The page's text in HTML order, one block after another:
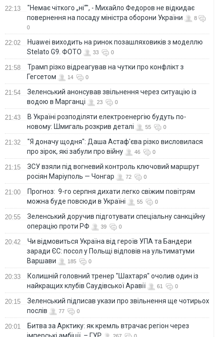
22:13
"Немає чіткого „ні“", - Михайло Федоров не відкидає
повернення на посаду міністра оборони України
8
0
22:02
Huawei виходить на ринок позашляховиків з моделлю
Stelato G9. ФОТО
33 0
21:58
Трамп різко відреагував на чутки про конфлікт з
Гегсетом
14 0
21:54
Зеленський анонсував звільнення через ситуацію із
водою в Марганці
23 0
21:43
В Україні розподіляти електроенергію будуть по-
новому: Шмигаль розкрив деталі
55 0
21:32
"Я доначу щодня": Даша Астаф'єва різко висловилася
про зірок, які забули про війну
46 0
21:15
ЗСУ взяли під вогневий контроль ключовий маршрут
росіян Маріуполь — Чонгар
72 0
21:00
Прогноз: 9-го серпня дихати легко свіжим повітрям
можна буде повсюди в Україні
55 0
20:55
Зеленський доручив підготувати спеціальну санкційну
операцію проти РФ
39 0
20:42
Чи відмовиться Україна від героїв УПА та Бандери
заради ЄС: посол у Польщі відповів на ультиматуми
Варшави
185 0
20:33
Колишній головний тренер "Шахтаря" очолив один із
найкращих клубів Саудівської Аравії
61 0
20:15
Зеленський підписав укази про звільнення ще чотирьох
послів
77 0
20:01
Битва за Арктику: як кремль втрачає регіон через